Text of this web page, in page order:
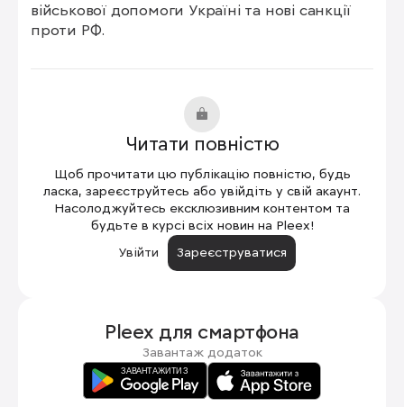
військової допомоги Україні та нові санкції
проти РФ.
Читати повністю
Щоб прочитати цю публікацію повністю, будь
ласка, зареєструйтесь або увійдіть у свій акаунт.
Насолоджуйтесь ексклюзивним контентом та
будьте в курсі всіх новин на Pleex!
Увійти
Зареєструватися
Pleex для смартфона
Завантаж додаток